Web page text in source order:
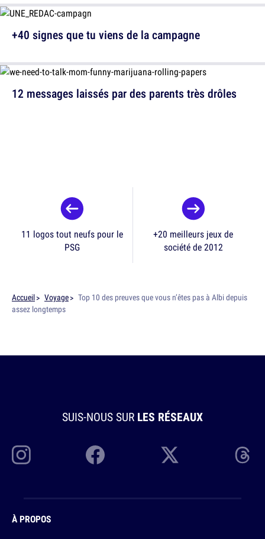
12 messages laissés par des parents très drôles
+40 signes que tu viens de la campagne
11 logos tout neufs pour le
PSG
+20 meilleurs jeux de
société de 2012
Accueil Voyage
Top 10 des preuves que vous n’êtes pas à Albi depuis
assez longtemps
SUIS-NOUS SUR LES RÉSEAUX
À PROPOS